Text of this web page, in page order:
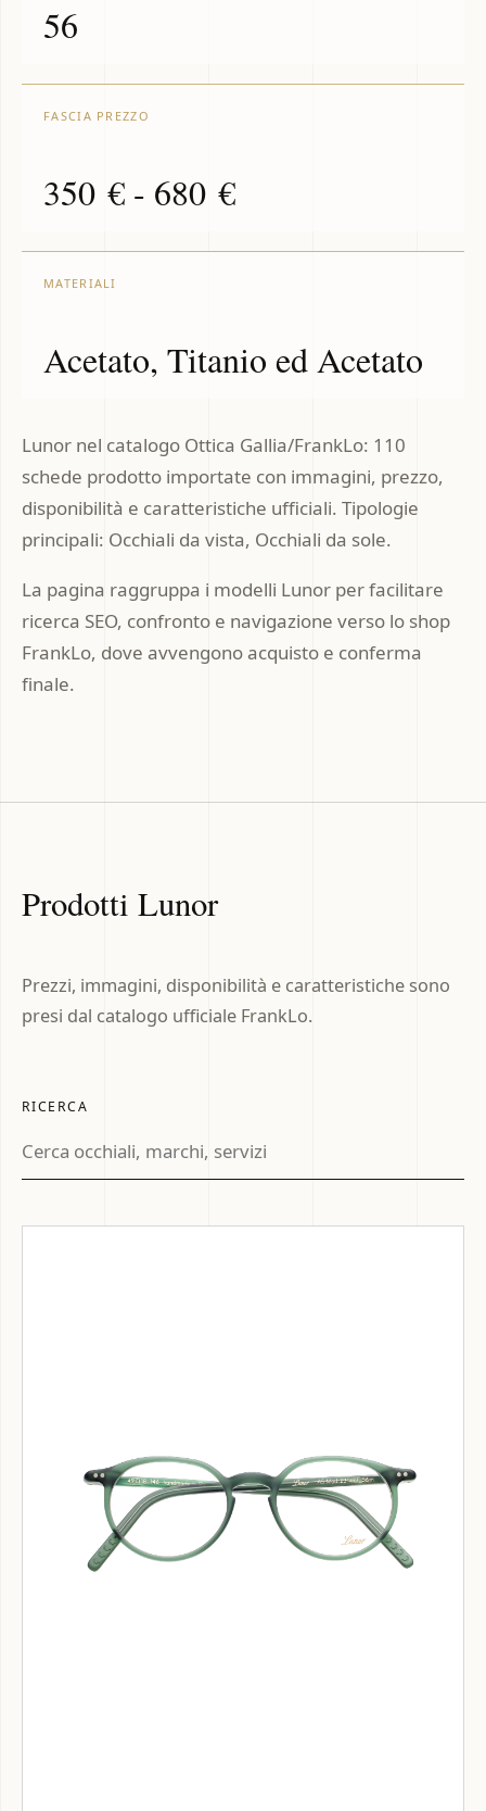
56
FASCIA PREZZO
350 € - 680 €
MATERIALI
Acetato, Titanio ed Acetato
Lunor nel catalogo Ottica Gallia/FrankLo: 110
schede prodotto importate con immagini, prezzo,
disponibilità e caratteristiche ufficiali. Tipologie
principali: Occhiali da vista, Occhiali da sole.
La pagina raggruppa i modelli Lunor per facilitare
ricerca SEO, confronto e navigazione verso lo shop
FrankLo, dove avvengono acquisto e conferma
finale.
Prodotti Lunor
Prezzi, immagini, disponibilità e caratteristiche sono
presi dal catalogo ufficiale FrankLo.
RICERCA